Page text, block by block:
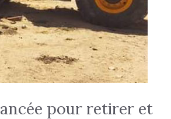
pour retirer et